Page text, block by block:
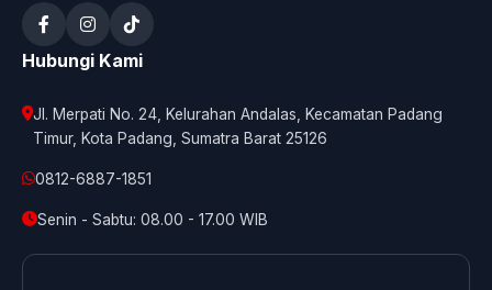
Hubungi Kami
Jl. Merpati No. 24, Kelurahan Andalas, Kecamatan Padang
Timur, Kota Padang, Sumatra Barat 25126
0812-6887-1851
Senin - Sabtu: 08.00 - 17.00 WIB